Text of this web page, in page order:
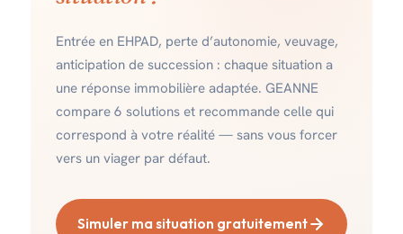
Entrée en EHPAD, perte d’autonomie, veuvage,
anticipation de succession : chaque situation a
une réponse immobilière adaptée. GEANNE
compare 6 solutions et recommande celle qui
correspond à votre réalité — sans vous forcer
vers un viager par défaut.
Simuler ma situation gratuitement